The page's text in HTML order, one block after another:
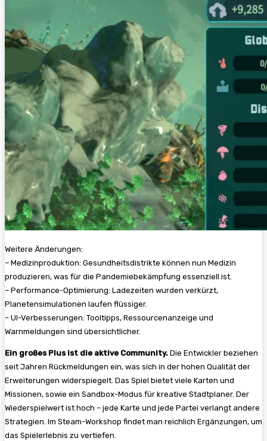
Weitere Änderungen:
– Medizinproduktion: Gesundheitsdistrikte können nun Medizin
produzieren, was für die Pandemiebekämpfung essenziell ist.
– Performance-Optimierung: Ladezeiten wurden verkürzt,
Planetensimulationen laufen flüssiger.
– UI-Verbesserungen: Tooltipps, Ressourcenanzeige und
Warnmeldungen sind übersichtlicher.
Ein großes Plus ist die aktive Community. Die Entwickler beziehen
seit Jahren Rückmeldungen ein, was sich in der hohen Qualität der
Erweiterungen widerspiegelt. Das Spiel bietet viele Karten und
Missionen, sowie ein Sandbox-Modus für kreative Stadtplaner. Der
Wiederspielwert ist hoch – jede Karte und jede Partei verlangt andere
Strategien. Im Steam-Workshop findet man reichlich Ergänzungen, um
das Spielerlebnis zu vertiefen.